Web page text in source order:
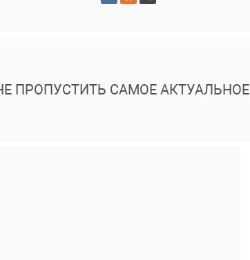
ПРОПУСТИТЬ САМОЕ АКТУАЛЬНОЕ